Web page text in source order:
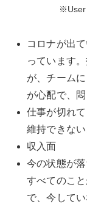
コロナが出
っています
が、チーム
が心配で、悶
仕事が切れ
維持できない
収入面
今の状態が
すべてのこ
で、今して